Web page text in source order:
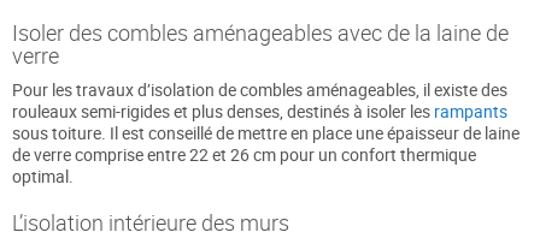
Isoler des combles aménageables avec de la laine de
verre
Pour les travaux d’isolation de combles aménageables, il existe des
rouleaux semi-rigides et plus denses, destinés à isoler les rampants
sous toiture. Il est conseillé de mettre en place une épaisseur de laine
de verre comprise entre 22 et 26 cm pour un confort thermique
optimal.
L’isolation intérieure des murs